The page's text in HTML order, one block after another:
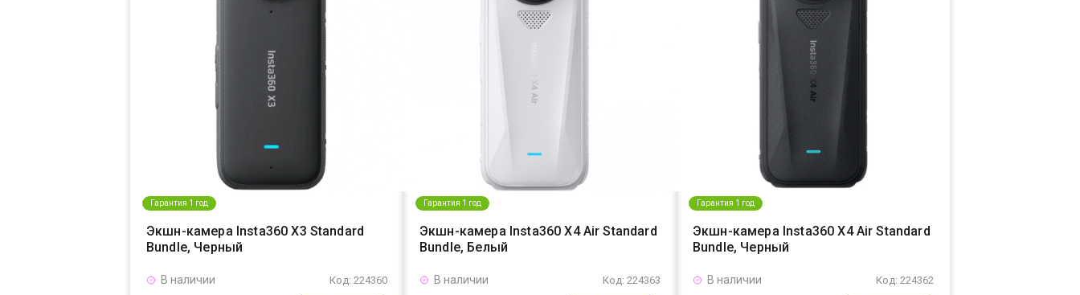
Гарантия 1 год
Экшн-камера Insta360 X3 Standard
Bundle, Черный
Код: 224360
В наличии
Гарантия 1 год
Экшн-камера Insta360 X4 Air Standard
Bundle, Белый
Код: 224363
В наличии
Гарантия 1 год
Экшн-камера Insta360 X4 Air Standard
Bundle, Черный
Код: 224362
В наличии